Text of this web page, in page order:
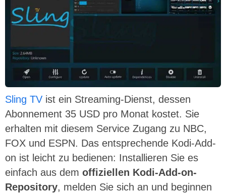
Sling TV ist ein Streaming-Dienst, dessen
Abonnement 35 USD pro Monat kostet. Sie
erhalten mit diesem Service Zugang zu NBC,
FOX und ESPN. Das entsprechende Kodi-Add-
on ist leicht zu bedienen: Installieren Sie es
einfach aus dem offiziellen Kodi-Add-on-
Repository, melden Sie sich an und beginnen